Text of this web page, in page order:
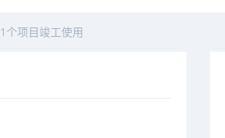
个项目竣工使用